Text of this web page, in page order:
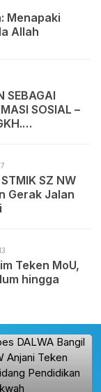
Menapaki
Allah
SEBAGAI
SOSIAL –
SZ NW
Gerak Jalan
Teken MoU,
hingga